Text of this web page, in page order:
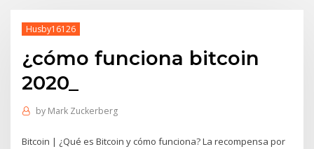
Husby16126
¿cómo funciona bitcoin
2020_
by Mark Zuckerberg
Bitcoin | ¿Qué es Bitcoin y cómo funciona? La recompensa por